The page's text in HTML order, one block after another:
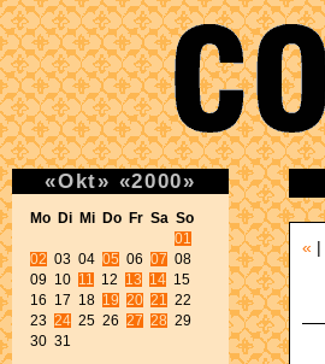
«Okt» «2000»
Mo Di Mi Do Fr Sa So
01
02 03 04 05 06 07 08
09 10 11 12 13 14 15
16 17 18 19 20 21
22
23 24 25 26 27 28 29
30 31
« |